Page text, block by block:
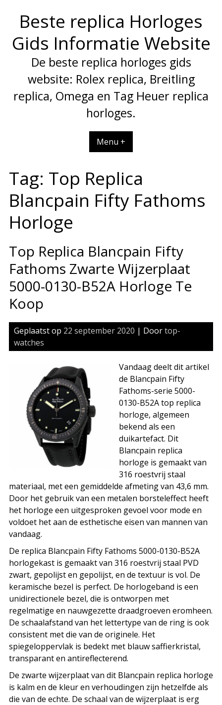
inhoudBeste replica Horloges
Gids Informatie Website
De beste replica horloges gids
website: Rolex replica, Breitling
replica, Omega en Tag Heuer replica
horloges.
Menu +
Tag: Top Replica
Blancpain Fifty Fathoms
Horloge
Top Replica Blancpain Fifty
Fathoms Zwarte Wijzerplaat
5000-0130-B52A Horloge Te
Koop
Geplaatst op 22 september 2020 | Doortop-
watches
Vandaag deelt dit artikel
de Blancpain Fifty
Fathoms-serie 5000-
0130-B52A top replica
horloge, algemeen
bekend als een
duikartefact. Dit
Blancpain replica
horloge is gemaakt van
316 roestvrij staal
materiaal, met een gemiddelde afmeting van 43,6 mm.
Door het gebruik van een metalen borsteleffect heeft
het horloge een uitgesproken gevoel voor mode en
voldoet het aan de esthetische eisen van mannen van
vandaag.
De replica Blancpain Fifty Fathoms 5000-0130-B52A
horlogekast is gemaakt van 316 roestvrij staal PVD
zwart, gepolijst en gepolijst, en de textuur is vol. De
keramische bezel is perfect. De horlogeband is een
unidirectionele bezel, die is ontworpen met
regelmatige en nauwgezette draadgroeven eromheen.
De schaalafstand van het lettertype van de ring is ook
consistent met die van de originele. Het
spiegeloppervlak is bedekt met blauw saffierkristal,
transparant en antireflecterend.
De zwarte wijzerplaat van dit Blancpain replica horloge
is kalm en de kleur en verhoudingen zijn hetzelfde als
die van de echte. De schaal van de wijzerplaat is erg